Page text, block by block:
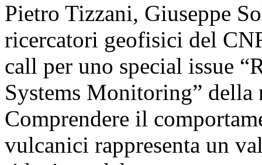
Pietro Tizzani, Giuseppe
ricercatori geofisici del
call per uno special issue
Systems Monitoring”
Comprendere il
vulcanici rappresenta un